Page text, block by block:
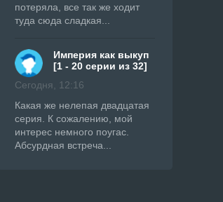
потеряла, все так же ходит
туда сюда сладкая...
Империя как выкуп
[1 - 20 серии из 32]
Сегодня, 12:16
Какая же нелепая двадцатая
серия. К сожалению, мой
интерес немного поугас.
Абсурдная встреча...